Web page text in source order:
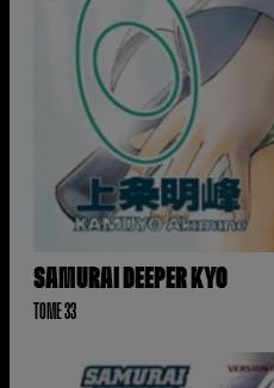
SAMURAI DEEPER KYO
TOME 33